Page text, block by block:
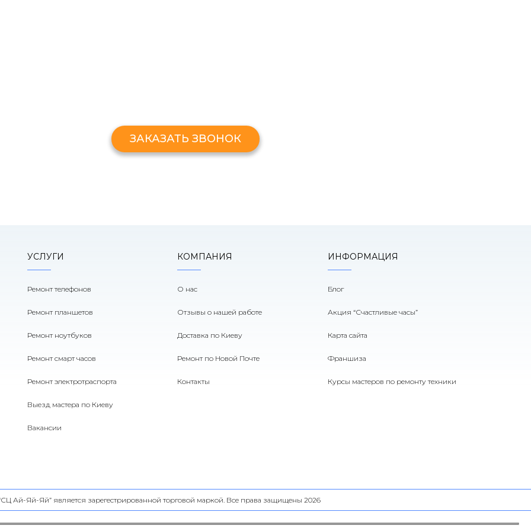
ЗАКАЗАТЬ ЗВОНОК
УСЛУГИ
Ремонт телефонов
Ремонт планшетов
Ремонт ноутбуков
Ремонт смарт часов
Ремонт электротраспорта
Выезд мастера по Киеву
Вакансии
КОМПАНИЯ
О нас
Отзывы о нашей работе
Доставка по Киеву
Ремонт по Новой Почте
Контакты
ИНФОРМАЦИЯ
Блог
Акция “Счастливые часы”
Карта сайта
Франшиза
Курсы мастеров по ремонту техники
Ай-Яй-Яй” является зарегестрированной торговой маркой. Все права защищены 2026